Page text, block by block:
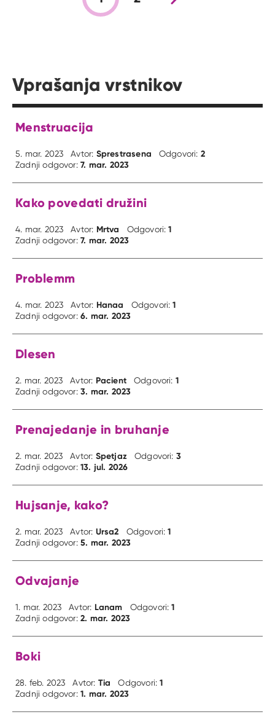
Vprašanja vrstnikov
Menstruacija
5. mar. 2023 Avtor: Sprestrasena Odgovori: 2
Zadnji odgovor:7. mar. 2023
Kako povedati družini
4. mar. 2023 Avtor: Mrtva Odgovori:1
Zadnji odgovor:7. mar. 2023
Problemm
4. mar. 2023 Avtor: Hanaa Odgovori:1
Zadnji odgovor:6. mar. 2023
Dlesen
2. mar. 2023 Avtor: Pacient Odgovori: 1
Zadnji odgovor:3. mar. 2023
Prenajedanje in bruhanje
2. mar. 2023 Avtor: Spetjaz Odgovori: 3
Zadnji odgovor:13. jul. 2026
Hujsanje, kako?
2. mar. 2023 Avtor: Ursa2 Odgovori:1
Zadnji odgovor:5. mar. 2023
Odvajanje
1. mar. 2023 Avtor: Lanam Odgovori:1
Zadnji odgovor:2. mar. 2023
Boki
28. feb. 2023 Avtor: Tia Odgovori:1
Zadnji odgovor:1. mar. 2023